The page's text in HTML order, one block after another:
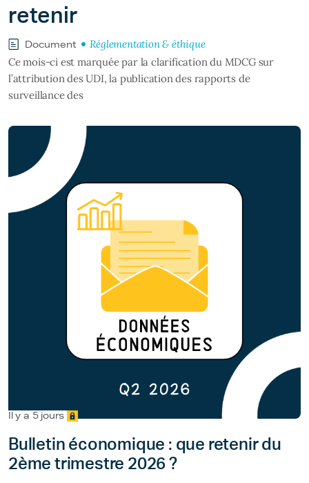
retenir
Document
Réglementation & éthique
Ce mois-ci est marquée par la clarification du MDCG sur
l’attribution des UDI, la publication des rapports de
surveillance des
Il y a 5 jours
Bulletin économique : que retenir du
2ème trimestre 2026 ?